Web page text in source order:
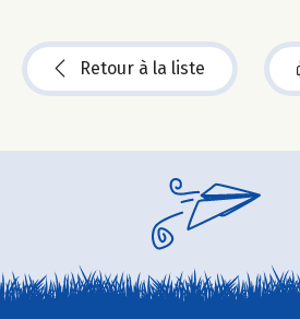
Retour à la liste